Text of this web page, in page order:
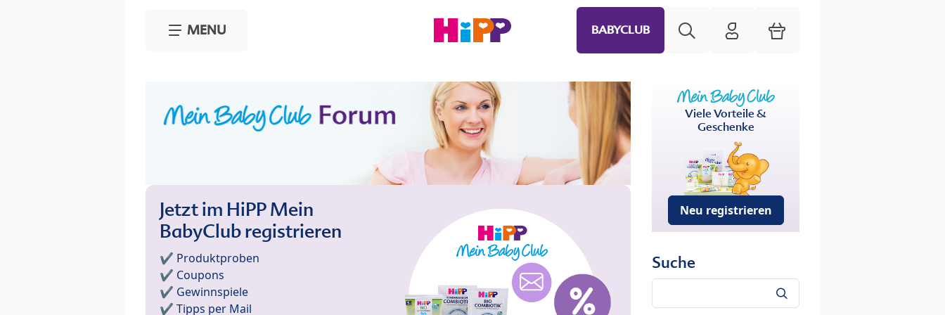
MENU BABYCLUB HiPP Mein Babyclub
Warenkorb
Jetzt im HiPP Mein
BabyClub registrieren
✔️ Produktproben
✔️ Coupons
✔️ Gewinnspiele
✔️ Tipps per Mail
Viele Vorteile &
Geschenke
Neu registrieren
Suche